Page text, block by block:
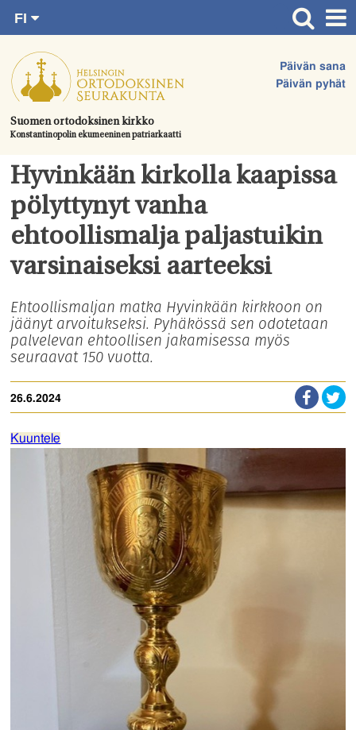
suoraan
sisältöön.
Suomen ortodoksinen kirkko
Konstantinopolin ekumeeninen patriarkaatti
Päivän sana
Päivän pyhät
FI
SV
EN
UA
Etusivu
Ajankohtaista
Juhlat & toimitukset
Kirkot
Apua & tukea
Tule mukaan
Hautausmaa
Hyvinkään kirkolla kaapissa
pölyttynyt vanha
ehtoollismalja paljastuikin
varsinaiseksi aarteeksi
Ehtoollismaljan matka Hyvinkään kirkkoon on
jäänyt arvoitukseksi. Pyhäkössä sen odotetaan
palvelevan ehtoollisen jakamisessa myös
seuraavat 150 vuotta.
26.6.2024
Kuuntele